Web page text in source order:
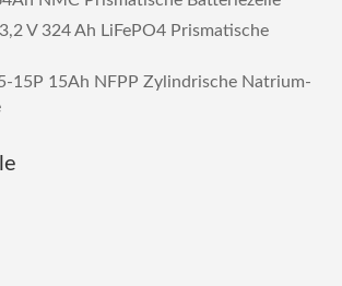
V 324 Ah LiFePO4 Prismatische
15P 15Ah NFPP Zylindrische Natrium-